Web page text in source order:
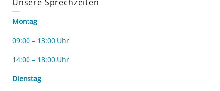
Unsere Sprechzeiten
Montag
09:00 – 13:00 Uhr
14:00 – 18:00 Uhr
Dienstag